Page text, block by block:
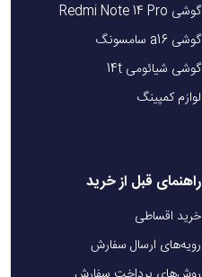
گوشی Redmi Note 14 Pro
گوشی a16 سامسونگ
گوشی شیائومی 14t
لوازم کمپینگ
راهنمای قبل از خرید
خرید اقساطی
رویه‌های ارسال سفارش